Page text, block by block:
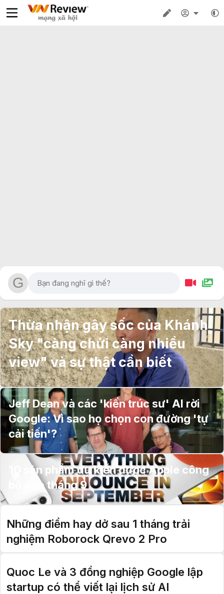
Thừa nhận gây sốc của Khánh
Sky "càng chửi càng nhiều
view" và sự thật cần biết
Jeff Dean và các 'kiến trúc sư' AI rời
Google: Vì sao họ chọn con đường 'tự
cải tiến'?
10 sản phẩm dự kiến được Apple công
bố vào tháng 9
Những điểm hay dở sau 1 tháng trải
nghiệm Roborock Qrevo 2 Pro
Quoc Le và 3 đồng nghiệp Google lập
startup có thể viết lại lịch sử AI